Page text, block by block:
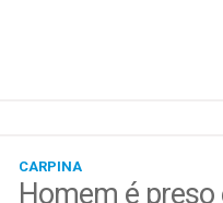
CARPINA
Homem é